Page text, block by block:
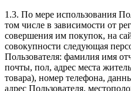
1.3. По мере использования
том числе в зависимости от
совершения им покупок, на
совокупности следующая
Пользователя: фамилия имя
почты, пол, адрес места
товара), номер телефона,
адрес Пользователя,